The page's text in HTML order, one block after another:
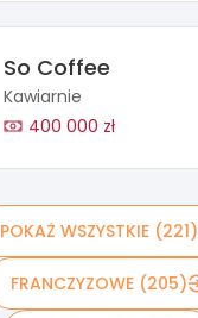
So Coffee
Kawiarnie
400 000 zł
POKAŻ WSZYSTKIE (221)
FRANCZYZOWE (205)